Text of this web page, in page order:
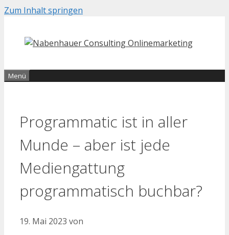
Zum Inhalt springen
Menü
Programmatic ist in aller
Munde – aber ist jede
Mediengattung
programmatisch buchbar?
19. Mai 2023 von